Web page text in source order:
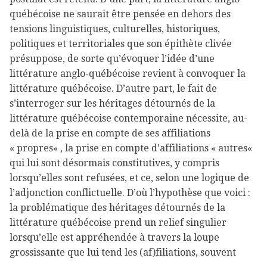
québécoise ne saurait être pensée en dehors des
tensions linguistiques, culturelles, historiques,
politiques et territoriales que son épithète clivée
présuppose, de sorte qu’évoquer l’idée d’une
littérature anglo-québécoise revient à convoquer la
littérature québécoise. D’autre part, le fait de
s’interroger sur les héritages détournés de la
littérature québécoise contemporaine nécessite, au-
delà de la prise en compte de ses affiliations
« propres« , la prise en compte d’affiliations « autres«
qui lui sont désormais constitutives, y compris
lorsqu’elles sont refusées, et ce, selon une logique de
l’adjonction conflictuelle. D’où l’hypothèse que voici :
la problématique des héritages détournés de la
littérature québécoise prend un relief singulier
lorsqu’elle est appréhendée à travers la loupe
grossissante que lui tend les (af)filiations, souvent